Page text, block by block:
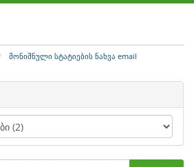
მონიშნული სტატიების ნახვა email